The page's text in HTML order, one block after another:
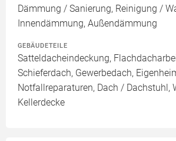
Dämmung / Sanierung, Reinigung /
Innendämmung, Außendämmung
GEBÄUDETEILE
Satteldacheindeckung,
Schieferdach, Gewerbedach,
Notfallreparaturen, Dach / Dachstuhl,
Kellerdecke